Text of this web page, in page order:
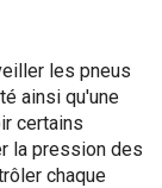
les pneus
ainsi qu'une
certains
la pression des
chaque